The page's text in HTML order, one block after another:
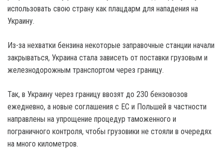
использовать свою страну как плацдарм для нападения на
Украину.
Из-за нехватки бензина некоторые заправочные станции начали
закрываться, Украина стала зависеть от поставки грузовым и
железнодорожным транспортом через границу.
Так, в Украину через границу ввозят до 230 бензовозов
ежедневно, а новые соглашения с ЕС и Польшей в частности
направлены на упрощение процедур таможенного и
пограничного контроля, чтобы грузовики не стояли в очередях
на много километров.